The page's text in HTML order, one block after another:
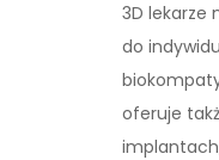
3D lekarze
do
oferuje